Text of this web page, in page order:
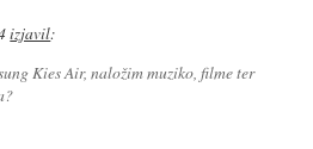
izjavil:
Kies Air, naložim muziko, filme ter